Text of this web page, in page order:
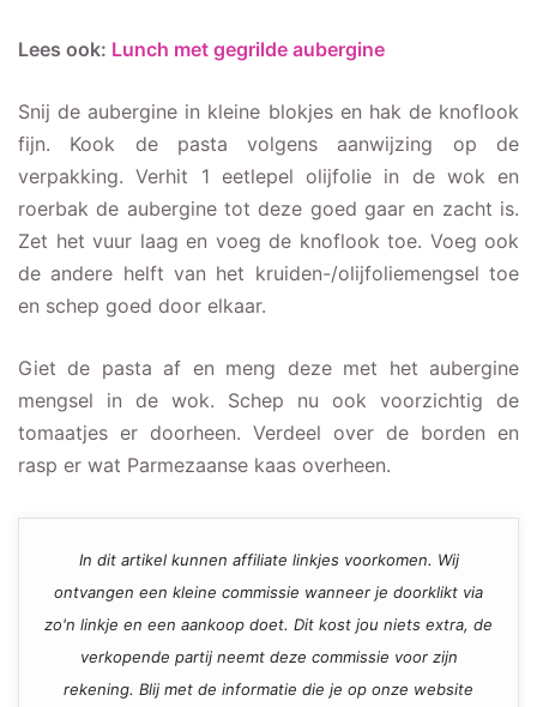
Lees ook: Lunch met gegrilde aubergine
Snij de aubergine in kleine blokjes en hak de knoflook
fijn. Kook de pasta volgens aanwijzing op de
verpakking. Verhit 1 eetlepel olijfolie in de wok en
roerbak de aubergine tot deze goed gaar en zacht is.
Zet het vuur laag en voeg de knoflook toe. Voeg ook
de andere helft van het kruiden-/olijfoliemengsel toe
en schep goed door elkaar.
Giet de pasta af en meng deze met het aubergine
mengsel in de wok. Schep nu ook voorzichtig de
tomaatjes er doorheen. Verdeel over de borden en
rasp er wat Parmezaanse kaas overheen.
In dit artikel kunnen affiliate linkjes voorkomen. Wij
ontvangen een kleine commissie wanneer je doorklikt via
zo'n linkje en een aankoop doet. Dit kost jou niets extra, de
verkopende partij neemt deze commissie voor zijn
rekening. Blij met de informatie die je op onze website